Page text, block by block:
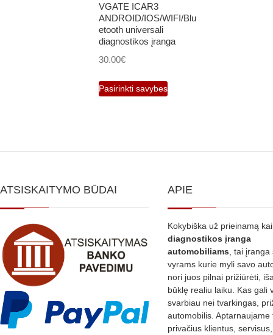
VGATE ICAR3
ANDROID/IOS/WIFI/Blu
etooth universali
diagnostikos įranga
30.00€
Pasirinkti savybes
This
product
may
be
chosen
on
the
product
page
ATSISKAITYMO BŪDAI APIE
Kokybiška už prieinamą
diagnostikos įranga
automobiliams , tai
vyrams kurie myli savo
nori juos pilnai prižiūrėti,
būklę realiu laiku. Kas gali
svarbiau nei tvarkingas,
automobilis. Aptarnaujame
privačius klientus,